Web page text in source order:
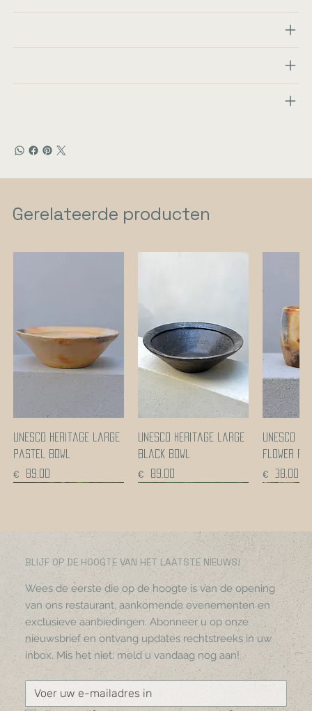
Gerelateerde producten
UNESCO heritage large
pastel bowl
Prijs
€ 89,00
UNESCO heritage large
black bowl
Prijs
€ 89,00
UNESCO
flower
Prijs
€ 38,00
UNESCO heritage black
flower pot
Prijs
€ 38,00
Pinguïnpop
handgemaakt door
UNESCO-
handvat
UNESCO-
werelderfgoedvaas
met handvat
UNESCO-werelderfgoed
aardewerk kom
witte
€ 286,00
Gerecycleerde glazen
bruine vaas
Prijs
€ 43,00
Handpainted jacket |
Malawi
Malawi
Niet op
Shirts upcycled from
curtains
Niet op voorraad
Vibrant women's dress
from Malawi
Artwork
Niet op
Patchwork backpack
Niet op voorraad
BLIJF OP DE HOOGTE VAN HET LAATSTE NIEUWS!
Wees de eerste die op de hoogte is van de opening
van ons restaurant, aankomende evenementen en
exclusieve aanbiedingen. Abonneer u op onze
nieuwsbrief en ontvang updates rechtstreeks in uw
inbox. Mis het niet: meld u vandaag nog aan!